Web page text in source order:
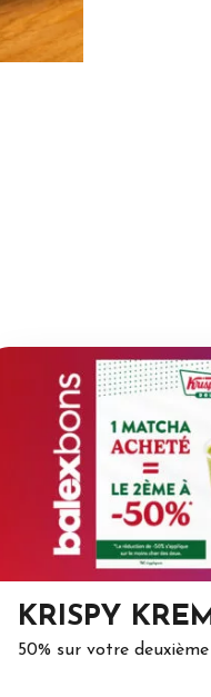
KRISPY
50% sur votre